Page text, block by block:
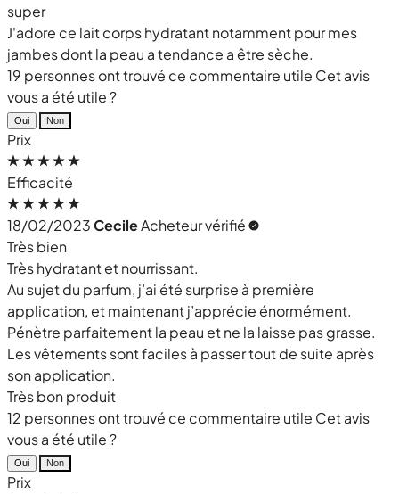
super
J'adore ce lait corps hydratant notamment pour mes
jambes dont la peau a tendance a être sèche.
19 personnes ont trouvé ce commentaire utile Cet avis
vous a été utile ?
Oui Non
Prix
Efficacité
18/02/2023CecileAcheteur vérifié
Très bien
Très hydratant et nourrissant.
Au sujet du parfum, j’ai été surprise à première
application, et maintenant j’apprécie énormément.
Pénètre parfaitement la peau et ne la laisse pas grasse.
Les vêtements sont faciles à passer tout de suite après
son application.
Très bon produit
12 personnes ont trouvé ce commentaire utile Cet avis
vous a été utile ?
Oui Non
Prix